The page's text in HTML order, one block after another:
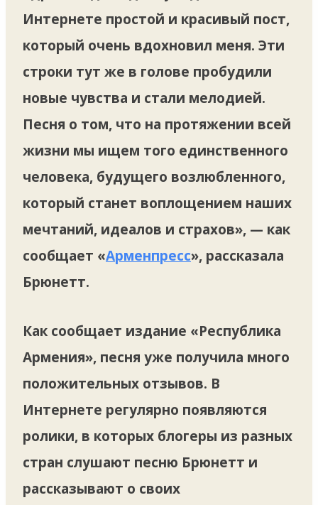
Интернете простой и красивый пост,
который очень вдохновил меня. Эти
строки тут же в голове пробудили
новые чувства и стали мелодией.
Песня о том, что на протяжении всей
жизни мы ищем того единственного
человека, будущего возлюбленного,
который станет воплощением наших
мечтаний, идеалов и страхов», — как
сообщает «Арменпресс», рассказала
Брюнетт.
Как сообщает издание «Республика
Армения», песня уже получила много
положительных отзывов. В
Интернете регулярно появляются
ролики, в которых блогеры из разных
стран слушают песню Брюнетт и
рассказывают о своих